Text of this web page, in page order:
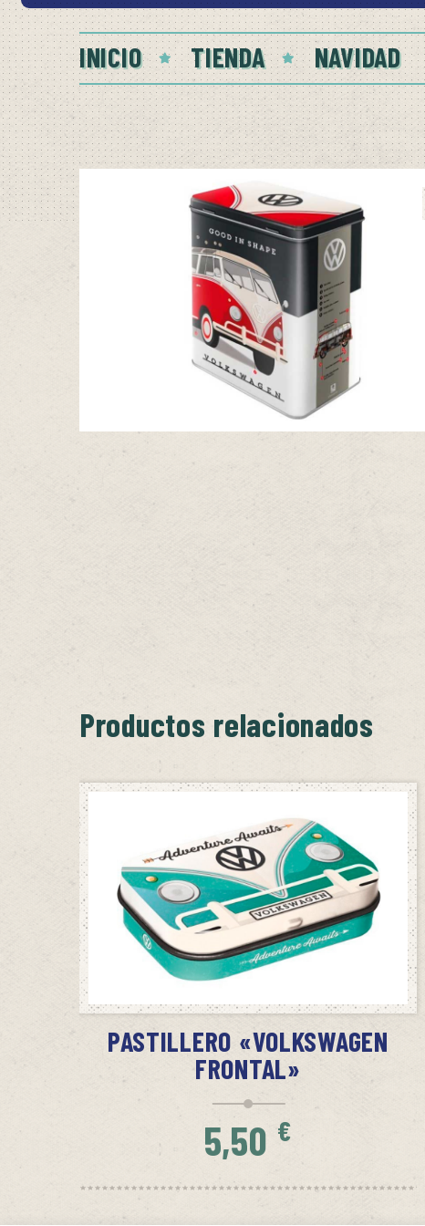
INICIO TIENDA NAVIDAD
Productos relacionados
SIN STOCK
AVÍSAME CUANDO HAYA STOCK
PASTILLERO «VOLKSWAGEN
FRONTAL»
5,50 €